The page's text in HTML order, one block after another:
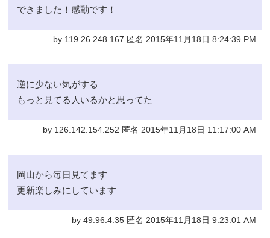
できました！感動です！
by 119.26.248.167 匿名 2015年11月18日 8:24:39 PM
逆に少ない気がする
もっと見てる人いるかと思ってた
by 126.142.154.252 匿名 2015年11月18日 11:17:00 AM
岡山から毎日見てます
更新楽しみにしています
by 49.96.4.35 匿名 2015年11月18日 9:23:01 AM